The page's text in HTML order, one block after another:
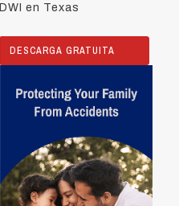
DWI en Texas
DESCARGA GRATUITA